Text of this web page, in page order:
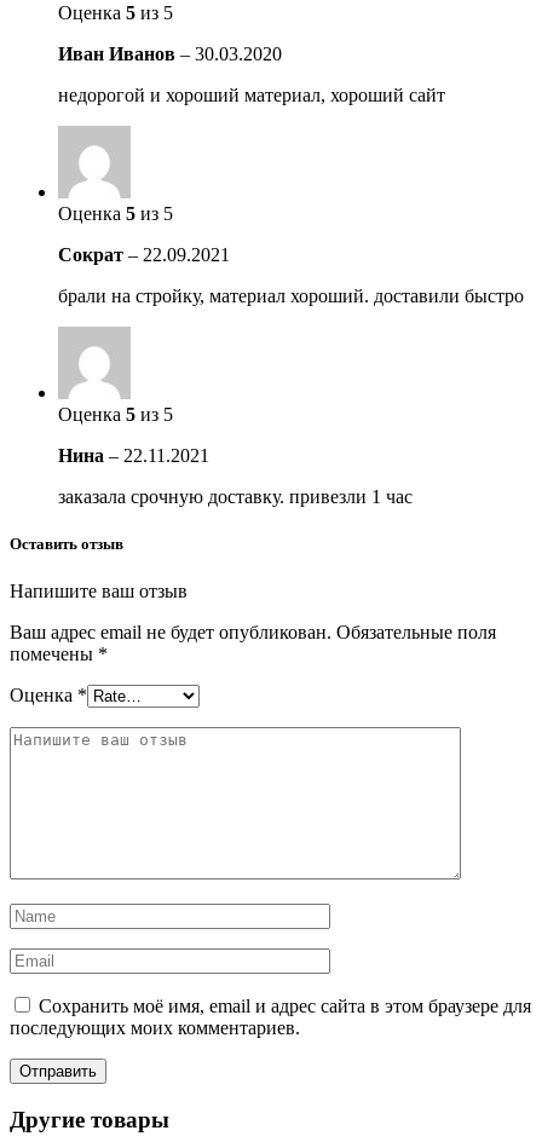
Оценка 5 из 5
Иван Иванов – 30.03.2020
недорогой и хороший материал, хороший сайт
Оценка 5 из 5
Сократ – 22.09.2021
брали на стройку, материал хороший. доставили быстро
Оценка 5 из 5
Нина – 22.11.2021
заказала срочную доставку. привезли 1 час
Оставить отзыв
Напишите ваш отзыв
Ваш адрес email не будет опубликован. Обязательные поля
помечены *
Оценка *
Сохранить моё имя, email и адрес сайта в этом браузере для
последующих моих комментариев.
Другие товары